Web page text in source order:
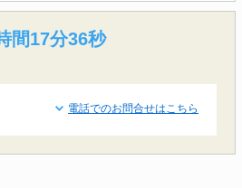
間17分35秒
電話でのお問合せはこちら